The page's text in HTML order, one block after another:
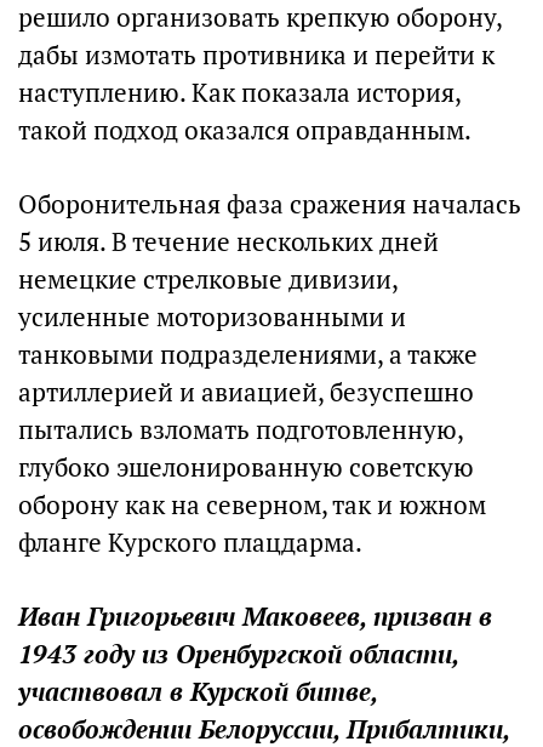
решило организовать крепкую оборону,
дабы измотать противника и перейти к
наступлению. Как показала история,
такой подход оказался оправданным.
Оборонительная фаза сражения началась
5 июля. В течение нескольких дней
немецкие стрелковые дивизии,
усиленные моторизованными и
танковыми подразделениями, а также
артиллерией и авиацией, безуспешно
пытались взломать подготовленную,
глубоко эшелонированную советскую
оборону как на северном, так и южном
фланге Курского плацдарма.
Иван Григорьевич Маковеев, призван в
1943 году из Оренбургской области,
участвовал в Курской битве,
освобождении Белоруссии, Прибалтики,